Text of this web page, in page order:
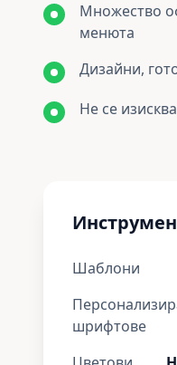
Множество
менюта
Дизайни,
Не се
Шаблони
шрифтове